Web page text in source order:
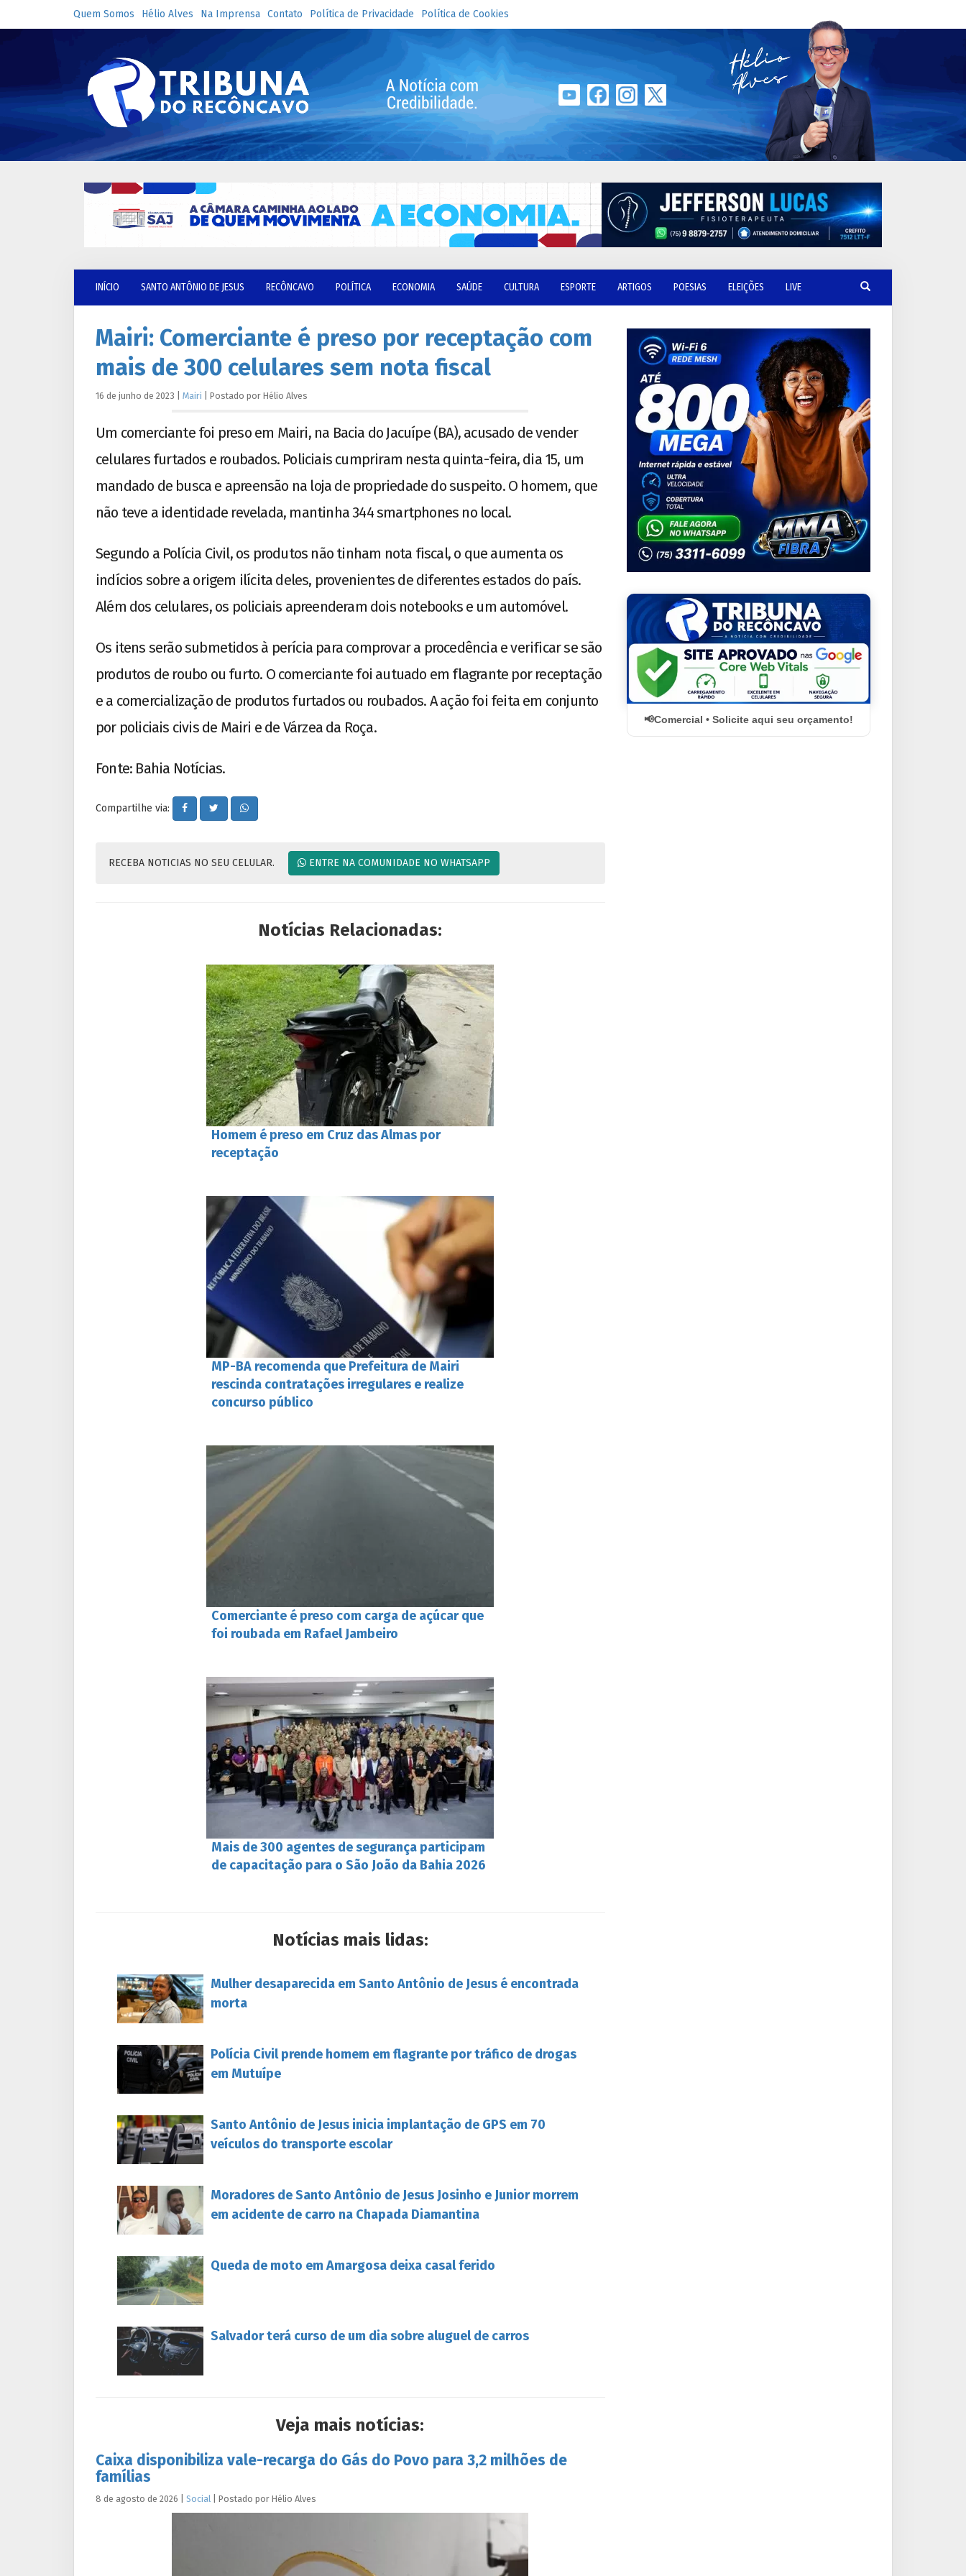
Quem Somos Hélio Alves Na Imprensa Contato Política de Privacidade Política de Cookies
INÍCIO SANTO ANTÔNIO DE JESUS RECÔNCAVO POLÍTICA ECONOMIA SAÚDE CULTURA ESPORTE ARTIGOS POESIAS ELEIÇÕES LIVE
Mairi: Comerciante é preso por receptação com
mais de 300 celulares sem nota fiscal
16 de junho de 2023 Mairi Postado por Hélio Alves
Um comerciante foi preso em Mairi, na Bacia do Jacuípe (BA), acusado de vender
celulares furtados e roubados. Policiais cumpriram nesta quinta-feira, dia 15, um
mandado de busca e apreensão na loja de propriedade do suspeito. O homem, que
não teve a identidade revelada, mantinha 344 smartphones no local.
Segundo a Polícia Civil, os produtos não tinham nota fiscal, o que aumenta os
indícios sobre a origem ilícita deles, provenientes de diferentes estados do país.
Além dos celulares, os policiais apreenderam dois notebooks e um automóvel.
Os itens serão submetidos à perícia para comprovar a procedência e verificar se são
produtos de roubo ou furto. O comerciante foi autuado em flagrante por receptação
e a comercialização de produtos furtados ou roubados. A ação foi feita em conjunto
por policiais civis de Mairi e de Várzea da Roça.
Fonte: Bahia Notícias.
Compartilhe via:
RECEBA NOTICIAS NO SEU CELULAR. ENTRE NA COMUNIDADE NO WHATSAPP
Notícias Relacionadas:
Homem é preso em Cruz das Almas por
receptação
MP-BA recomenda que Prefeitura de Mairi
rescinda contratações irregulares e realize
concurso público
Comerciante é preso com carga de açúcar que
foi roubada em Rafael Jambeiro
Mais de 300 agentes de segurança participam
de capacitação para o São João da Bahia 2026
Notícias mais lidas:
Mulher desaparecida em Santo Antônio de Jesus é encontrada
morta
Polícia Civil prende homem em flagrante por tráfico de drogas
em Mutuípe
Santo Antônio de Jesus inicia implantação de GPS em 70
veículos do transporte escolar
Moradores de Santo Antônio de Jesus Josinho e Junior morrem
em acidente de carro na Chapada Diamantina
Queda de moto em Amargosa deixa casal ferido
Salvador terá curso de um dia sobre aluguel de carros
Veja mais notícias:
Caixa disponibiliza vale-recarga do Gás do Povo para 3,2 milhões de
famílias
8 de agosto de 2026 Social Postado por Hélio Alves
Comercial • Solicite aqui seu orçamento!